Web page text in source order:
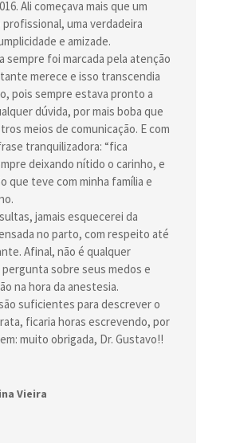
Ali começava mais que um
uma verdadeira
e amizade.
sempre foi marcada pela atenção
merece e isso transcendia
pois sempre estava pronto a
dúvida, por mais boba que
meios de comunicação. E com
tranquilizadora: “fica
deixando nítido o carinho, e
que teve com minha família e
jamais esquecerei da
no parto, com respeito até
Afinal, não é qualquer
sobre seus medos e
na hora da anestesia.
suficientes para descrever o
ficaria horas escrevendo, por
muito obrigada, Dr. Gustavo!!
Vieira